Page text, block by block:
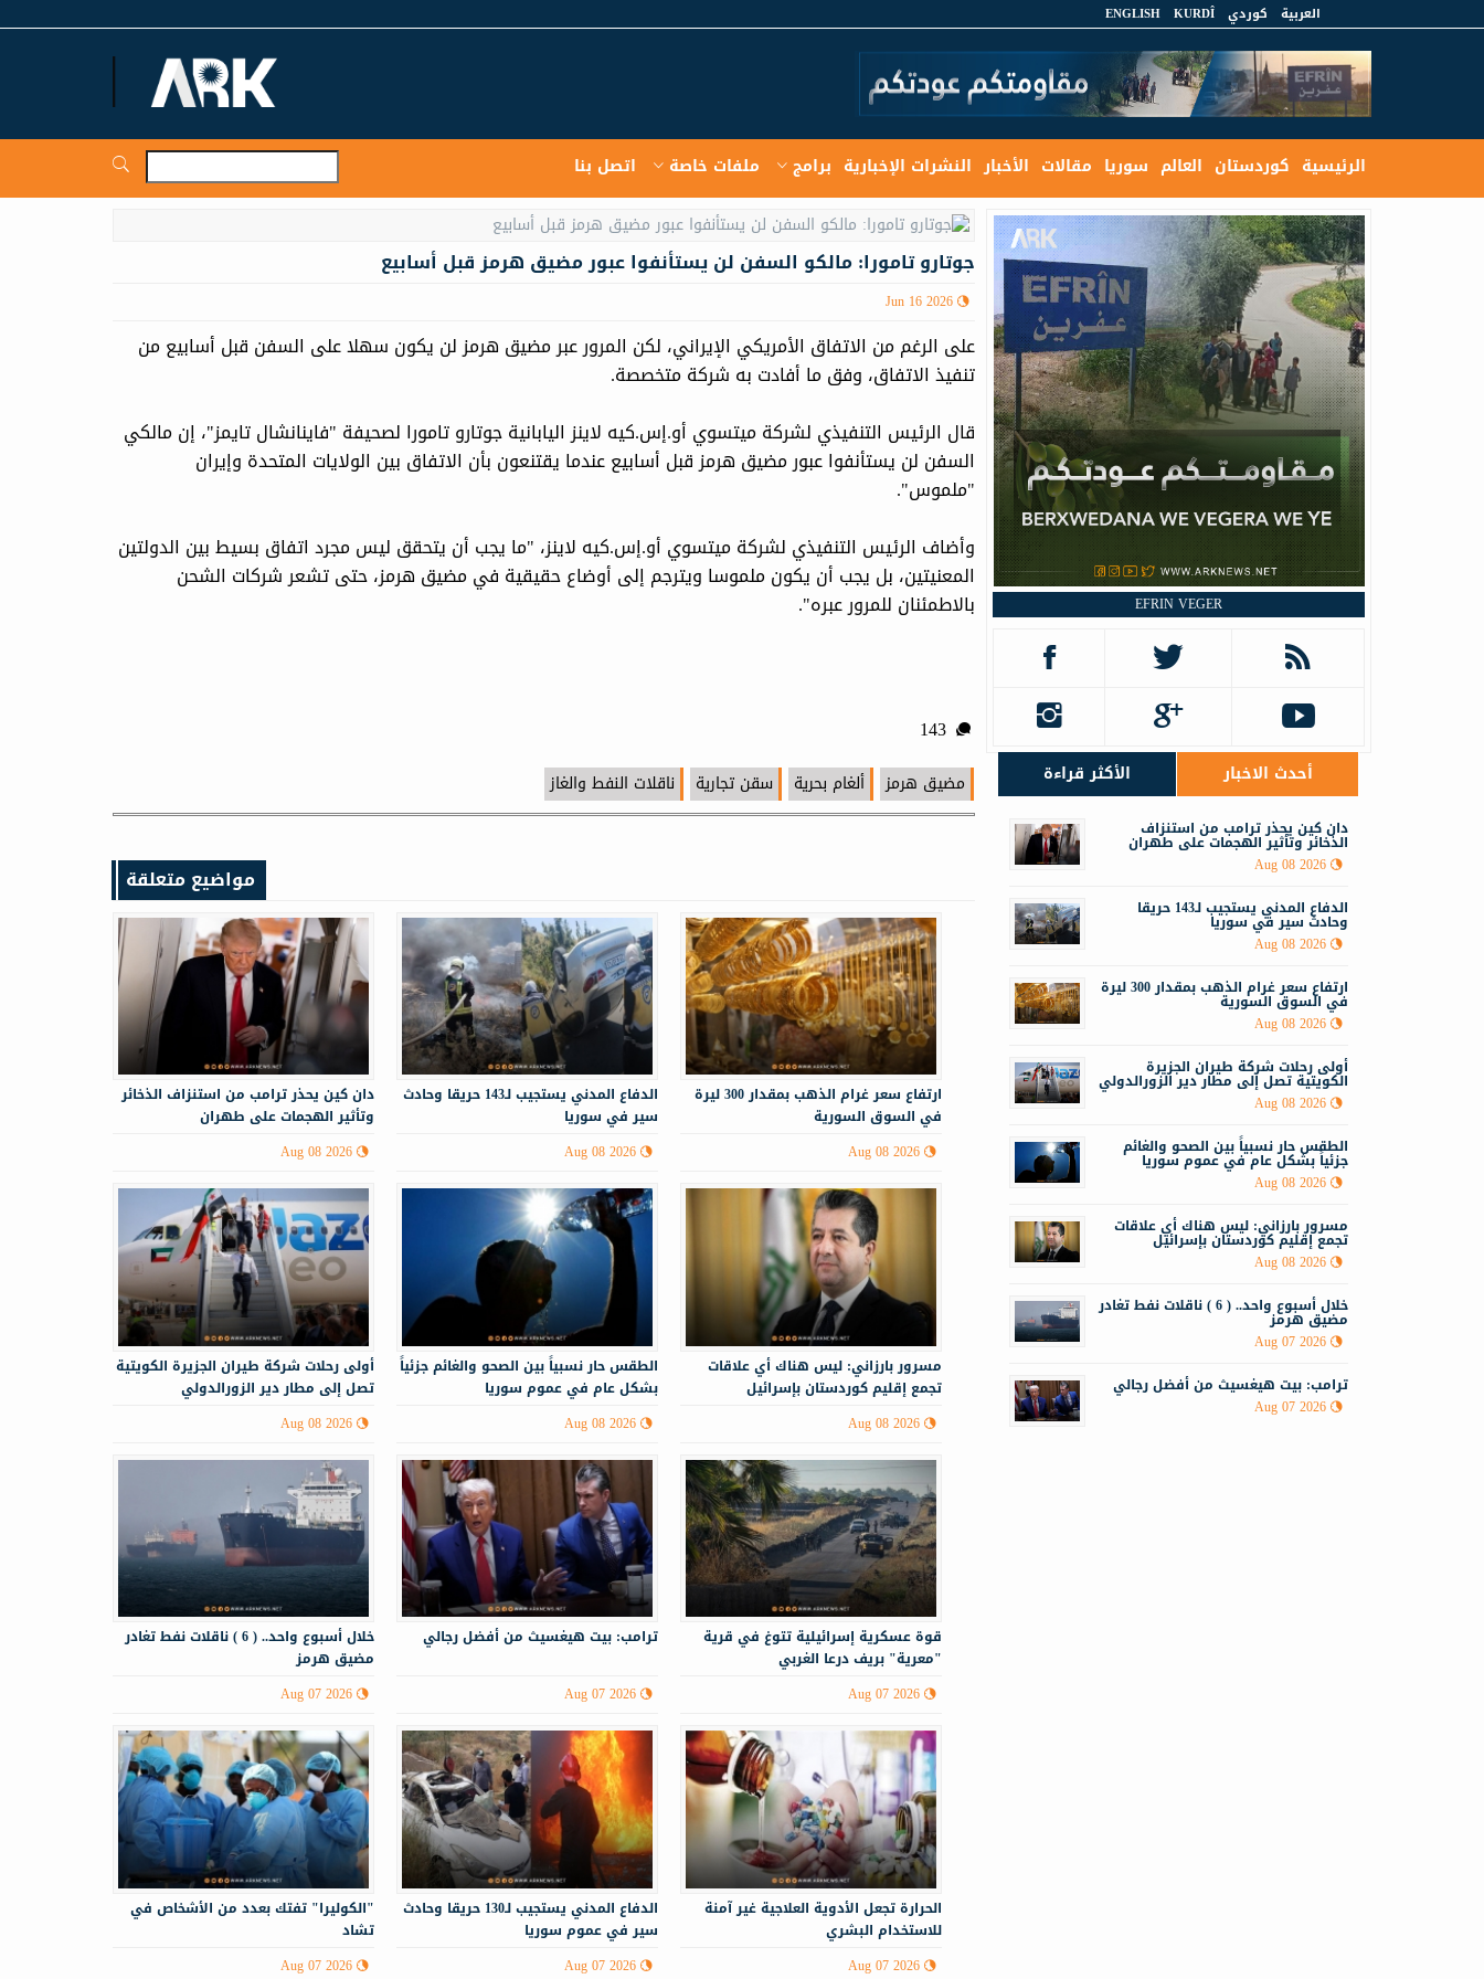
العربية كوردي KURDÎ
ENGLISH
الرئيسية كوردستان العالم سوريا مقالات الأخبار النشرات الإخبارية برامج ملفات خاصة اتصل بنا
جوتارو تامورا: مالكو السفن لن يستأنفوا عبور مضيق هرمز قبل أسابيع
Jun 16 2026
على الرغم من الاتفاق الأمريكي الإيراني، لكن المرور عبر مضيق هرمز لن يكون سهلا على السفن قبل أسابيع من
تنفيذ الاتفاق، وفق ما أفادت به شركة متخصصة.
قال الرئيس التنفيذي لشركة ‌ميتسوي أو.إس.كيه لاينز اليابانية جوتارو تامورا لصحيفة "فاينانشال تايمز"، ⁠إن مالكي
السفن لن يستأنفوا عبور مضيق هرمز قبل أسابيع عندما يقتنعون بأن الاتفاق بين الولايات المتحدة وإيران
"ملموس".
وأضاف الرئيس التنفيذي لشركة ‌ميتسوي أو.إس.كيه لاينز، "ما ‌يجب ⁠أن يتحقق ليس مجرد اتفاق بسيط بين الدولتين
المعنيتين، ⁠بل يجب أن يكون ملموسا ويترجم إلى أوضاع ⁠حقيقية في مضيق هرمز، حتى ⁠تشعر شركات الشحن
بالاطمئنان للمرور عبره".
143
مضيق هرمز ألغام بحرية سقن تجارية ناقلات النفط والغاز
مواضيع متعلقة
دان كين يحذر ترامب من استنزاف الذخائر
وتأثير الهجمات على طهران
Aug 08 2026
الدفاع المدني يستجيب لـ143 حريقا وحادث
سير في سوريا
Aug 08 2026
ارتفاع سعر غرام الذهب بمقدار 300 ليرة
في السوق السورية
Aug 08 2026
أولى رحلات شركة طيران الجزيرة الكويتية
تصل إلى مطار دير الزورالدولي
Aug 08 2026
الطقس حار نسبياً بين الصحو والغائم جزئياً
بشكل عام في عموم سوريا
Aug 08 2026
مسرور بارزاني: ليس هناك أي علاقات
تجمع إقليم كوردستان بإسرائيل
Aug 08 2026
خلال أسبوع واحد.. ( 6 ) ناقلات نفط تغادر
مضيق هرمز
Aug 07 2026
ترامب: بيت هيغسيث من أفضل رجالي
Aug 07 2026
قوة عسكرية إسرائيلية تتوغ في قرية
"معرية" بريف درعا الغربي
Aug 07 2026
"الكوليرا" تفتك بعدد من الأشخاص في
تشاد
Aug 07 2026
الدفاع المدني يستجيب لـ130 حريقا وحادث
سير في عموم سوريا
Aug 07 2026
الحرارة تجعل الأدوية العلاجية غير آمنة
للاستخدام البشري
Aug 07 2026
EFRIN VEGER
أحدث الاخبار الأكثر قراءة
دان كين يحذر ترامب من استنزاف
الذخائر وتأثير الهجمات على طهران
Aug 08 2026
الدفاع المدني يستجيب لـ143 حريقا
وحادث سير في سوريا
Aug 08 2026
ارتفاع سعر غرام الذهب بمقدار 300 ليرة
في السوق السورية
Aug 08 2026
أولى رحلات شركة طيران الجزيرة
الكويتية تصل إلى مطار دير الزورالدولي
Aug 08 2026
الطقس حار نسبياً بين الصحو والغائم
جزئياً بشكل عام في عموم سوريا
Aug 08 2026
مسرور بارزاني: ليس هناك أي علاقات
تجمع إقليم كوردستان بإسرائيل
Aug 08 2026
خلال أسبوع واحد.. ( 6 ) ناقلات نفط تغادر
مضيق هرمز
Aug 07 2026
ترامب: بيت هيغسيث من أفضل رجالي
Aug 07 2026